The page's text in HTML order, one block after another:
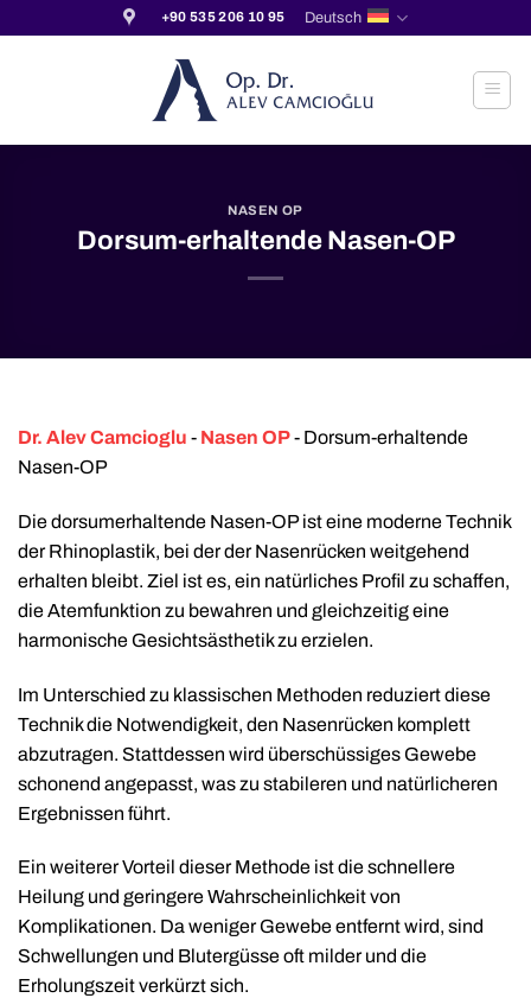
+90 535 206 10 95 Deutsch
NASEN OP
Dorsum-erhaltende Nasen-OP
Dr. Alev Camcioglu - Nasen OP- Dorsum-erhaltende
Nasen-OP
Die dorsumerhaltende Nasen-OP ist eine moderne Technik
der Rhinoplastik, bei der der Nasenrücken weitgehend
erhalten bleibt. Ziel ist es, ein natürliches Profil zu schaffen,
die Atemfunktion zu bewahren und gleichzeitig eine
harmonische Gesichtsästhetik zu erzielen.
Im Unterschied zu klassischen Methoden reduziert diese
Technik die Notwendigkeit, den Nasenrücken komplett
abzutragen. Stattdessen wird überschüssiges Gewebe
schonend angepasst, was zu stabileren und natürlicheren
Ergebnissen führt.
Ein weiterer Vorteil dieser Methode ist die schnellere
Heilung und geringere Wahrscheinlichkeit von
Komplikationen. Da weniger Gewebe entfernt wird, sind
Schwellungen und Blutergüsse oft milder und die
Erholungszeit verkürzt sich.